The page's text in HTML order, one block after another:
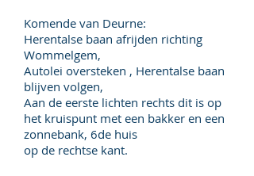
Komende van Deurne:
Herentalse baan afrijden richting
Wommelgem,
Autolei oversteken , Herentalse baan
blijven volgen,
Aan de eerste lichten rechts dit is op
het kruispunt met een bakker en een
zonnebank, 6de huis
op de rechtse kant.